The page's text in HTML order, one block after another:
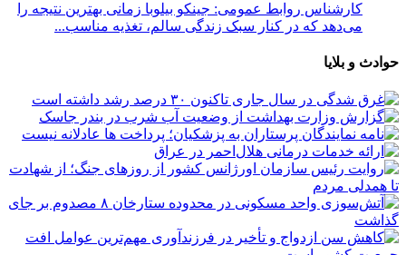
کارشناس روابط عمومی: جینکو بیلوبا زمانی بهترین نتیجه را
می‌دهد که در کنار سبک زندگی سالم، تغذیه مناسب...
حوادث و بلایا